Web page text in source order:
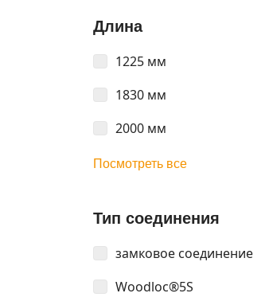
Длина
1225 мм
1830 мм
2000 мм
Посмотреть все
Тип соединения
замковое соединение
Woodloc®5S